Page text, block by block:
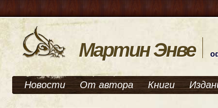
Мартин Энве
Новости От автора Книги